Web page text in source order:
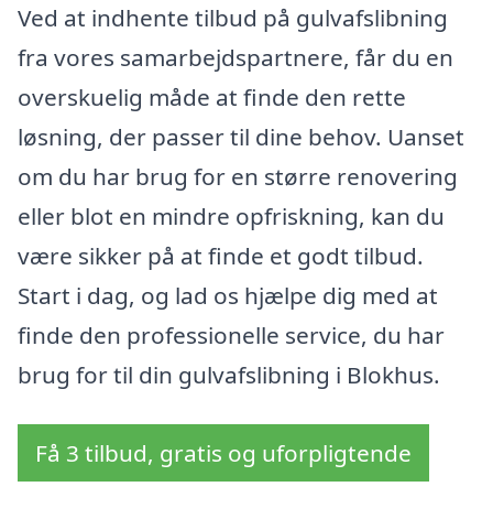
Ved at indhente tilbud på gulvafslibning
fra vores samarbejdspartnere, får du en
overskuelig måde at finde den rette
løsning, der passer til dine behov. Uanset
om du har brug for en større renovering
eller blot en mindre opfriskning, kan du
være sikker på at finde et godt tilbud.
Start i dag, og lad os hjælpe dig med at
finde den professionelle service, du har
brug for til din gulvafslibning i Blokhus.
Få 3 tilbud, gratis og uforpligtende